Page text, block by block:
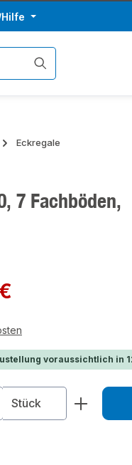
Eckregale
7 Fachböden,
voraussichtlich in
Gib
Stück